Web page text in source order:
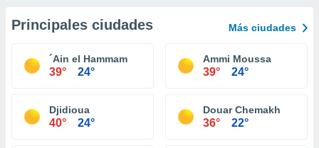
Principales ciudades Más ciudades
´Ain el Hammam
39° 24°
Ammi Moussa
39° 24°
Djidioua
40° 24°
Douar Chemakh
36° 22°